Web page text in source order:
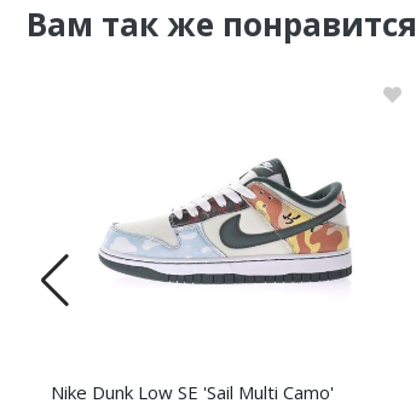
Вам так же понравится
Nike Dunk Low SE 'Sail Multi Camo'